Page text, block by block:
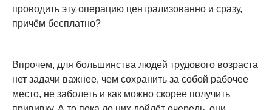
проводить эту операцию централизованно и сразу,
причём бесплатно?
Впрочем, для большинства людей трудового возраста
нет задачи важнее, чем сохранить за собой рабочее
место, не заболеть и как можно скорее получить